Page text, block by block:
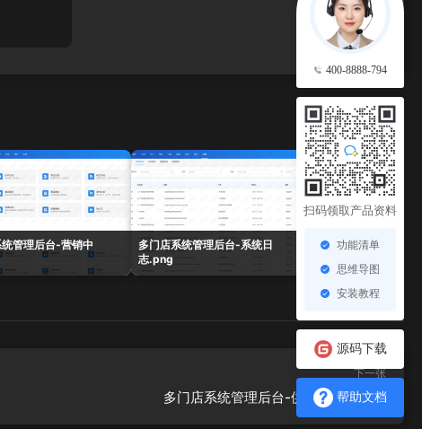
400-8888-794
扫码领取产品资料
功能清单
思维导图
安装教程
源码下载
帮助文档
查看更多 →
管理后台-营销中
多门店系统管理后台-系统日
志.png
多门店系统管理后台
下一张
多门店系统管理后台-供应商订单.png